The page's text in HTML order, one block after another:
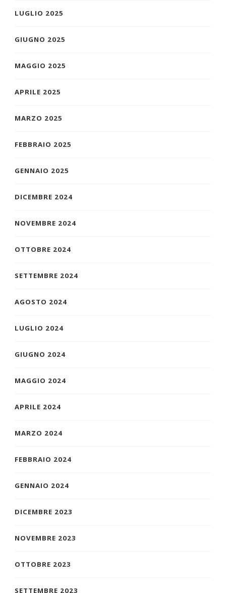
LUGLIO 2025
GIUGNO 2025
MAGGIO 2025
APRILE 2025
MARZO 2025
FEBBRAIO 2025
GENNAIO 2025
DICEMBRE 2024
NOVEMBRE 2024
OTTOBRE 2024
SETTEMBRE 2024
AGOSTO 2024
LUGLIO 2024
GIUGNO 2024
MAGGIO 2024
APRILE 2024
MARZO 2024
FEBBRAIO 2024
GENNAIO 2024
DICEMBRE 2023
NOVEMBRE 2023
OTTOBRE 2023
SETTEMBRE 2023